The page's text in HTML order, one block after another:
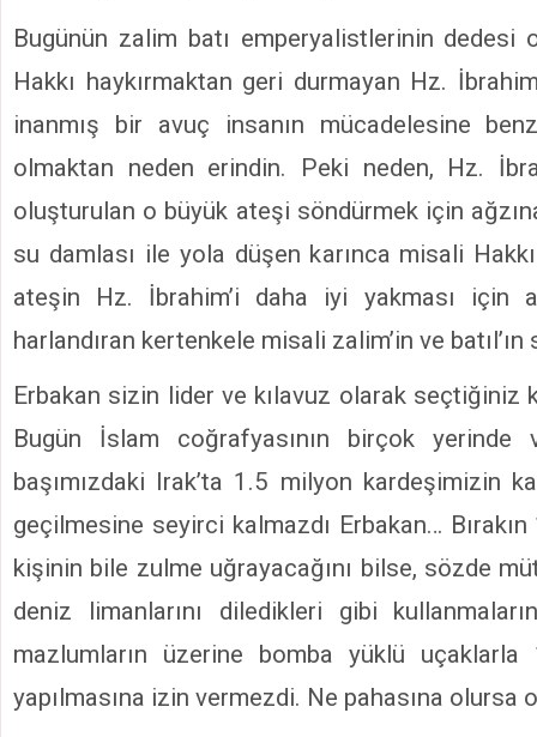
Bugünün zalim batı emperyalistlerinin dedesi
Hakkı haykırmaktan geri durmayan Hz.
inanmış bir avuç insanın mücadelesine
olmaktan neden erindin. Peki neden, Hz.
oluşturulan o büyük ateşi söndürmek için
su damlası ile yola düşen karınca misali
ateşin Hz. İbrahim’i daha iyi yakması için
harlandıran kertenkele misali zalim’in ve batıl’ın
Erbakan sizin lider ve kılavuz olarak seçtiğiniz
Bugün İslam coğrafyasının birçok yerinde
başımızdaki Irak’ta 1.5 milyon kardeşimizin
geçilmesine seyirci kalmazdı Erbakan…
kişinin bile zulme uğrayacağını bilse, sözde
deniz limanlarını diledikleri gibi
mazlumların üzerine bomba yüklü
yapılmasına izin vermezdi. Ne pahasına olursa